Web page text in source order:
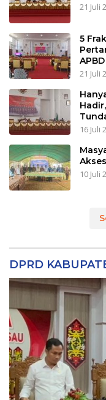
21 Juli
5
21 Juli
16 Juli
10 Juli
DPRD